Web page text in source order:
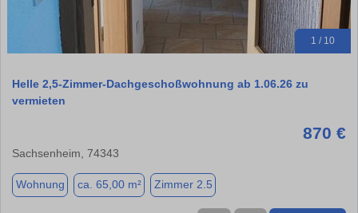
1 / 10
Helle 2,5-Zimmer-Dachgeschoßwohnung ab 1.06.26 zu
vermieten
870 €
Sachsenheim, 74343
Wohnung ca. 65,00 m² Zimmer 2.5